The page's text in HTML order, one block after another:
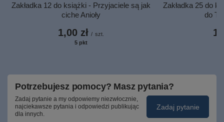
Zakładka 12 do książki - Przyjaciele są jak
ciche Anioły
1,00 zł / szt.
5 pkt
Zakładka 25 do
do
Potrzebujesz pomocy? Masz pytania?
Zadaj pytanie a my odpowiemy niezwłocznie,
najciekawsze pytania i odpowiedzi publikując
dla innych.
Zadaj pytanie